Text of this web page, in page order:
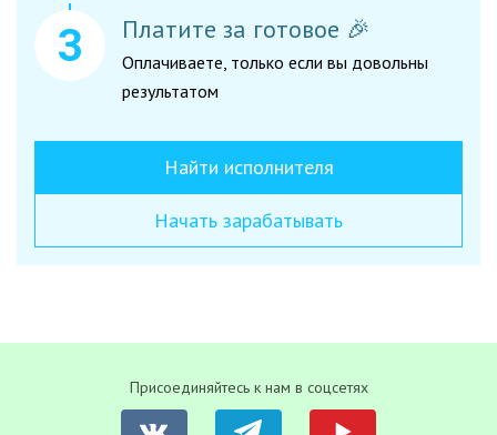
Платите за готовое 🎉
Оплачиваете, только если вы довольны
результатом
Найти исполнителя
Начать зарабатывать
Присоединяйтесь к нам в соцсетях